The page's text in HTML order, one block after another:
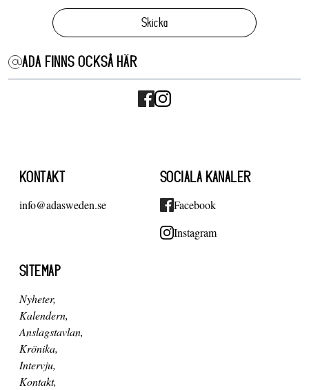
Skicka
ADA FINNS OCKSÅ HÄR
KONTAKT
info@adasweden.se
SOCIALA KANALER
Facebook
Instagram
SITEMAP
Nyheter
Kalendern
Anslagstavlan
Krönika
Intervju
Kontakt